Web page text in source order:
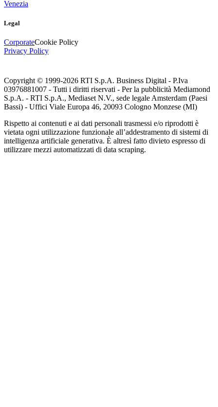
Venezia
Legal
CorporateCookie Policy
Privacy Policy
Copyright © 1999-2026 RTI S.p.A. Business Digital - P.Iva
03976881007 - Tutti i diritti riservati - Per la pubblicità Mediamond
S.p.A. - RTI S.p.A., Mediaset N.V., sede legale Amsterdam (Paesi
Bassi) - Uffici Viale Europa 46, 20093 Cologno Monzese (MI)
Rispetto ai contenuti e ai dati personali trasmessi e/o riprodotti è
vietata ogni utilizzazione funzionale all’addestramento di sistemi di
intelligenza artificiale generativa. È altresì fatto divieto espresso di
utilizzare mezzi automatizzati di data scraping.